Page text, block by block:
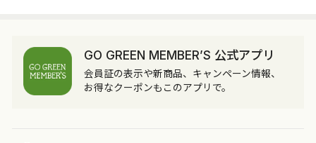
GO GREEN MEMBER’S 公式アプリ
会員証の表示や新商品、キャンペーン情報、
お得なクーポンもこのアプリで。